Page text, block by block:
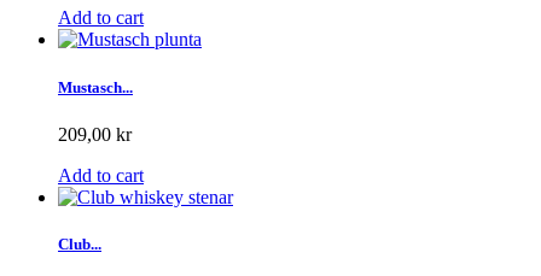
Add to cart
Mustasch...
209,00 kr
Add to cart
Club...